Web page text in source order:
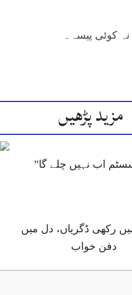
کوئی پیسہ۔
مزید پڑھیں
اب نہیں چلے گا”
رکھی ڈگریاں، دل میں
دفن خواب